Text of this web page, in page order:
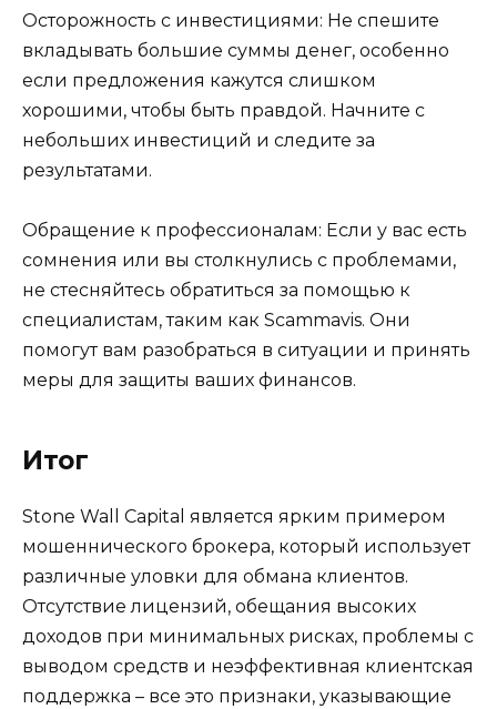
Осторожность с инвестициями: Не спешите
вкладывать большие суммы денег, особенно
если предложения кажутся слишком
хорошими, чтобы быть правдой. Начните с
небольших инвестиций и следите за
результатами.
Обращение к профессионалам: Если у вас есть
сомнения или вы столкнулись с проблемами,
не стесняйтесь обратиться за помощью к
специалистам, таким как Scammavis. Они
помогут вам разобраться в ситуации и принять
меры для защиты ваших финансов.
Итог
Stone Wall Capital является ярким примером
мошеннического брокера, который использует
различные уловки для обмана клиентов.
Отсутствие лицензий, обещания высоких
доходов при минимальных рисках, проблемы с
выводом средств и неэффективная клиентская
поддержка – все это признаки, указывающие